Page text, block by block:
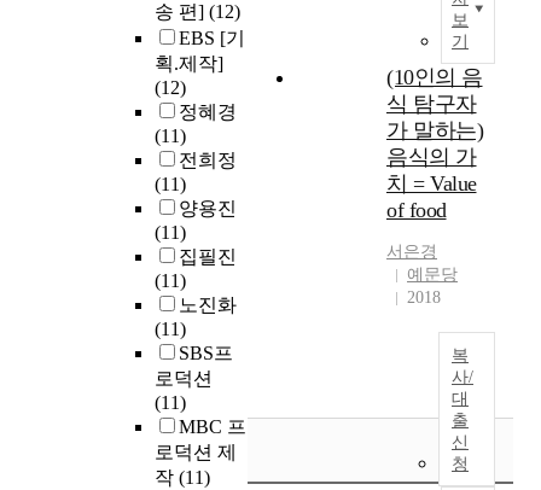
송 편] (12)
EBS [기
획.제작]
(12)
정혜경
(11)
전희정
(11)
양용진
(11)
집필진
(11)
노진화
(11)
SBS프
로덕션
(11)
MBC 프
로덕션 제
작 (11)
보
기
(10인의 음
식 탐구자
가 말하는)
음식의 가
치 = Value
of food
서은경
예문당
2018
복
사/
대
출
신
청